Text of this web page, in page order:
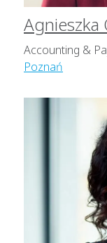
Agnieszka
Accounting &
Poznań